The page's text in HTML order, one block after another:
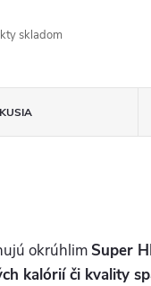
skladom
okrúhlimSuper
kalórií či kvality